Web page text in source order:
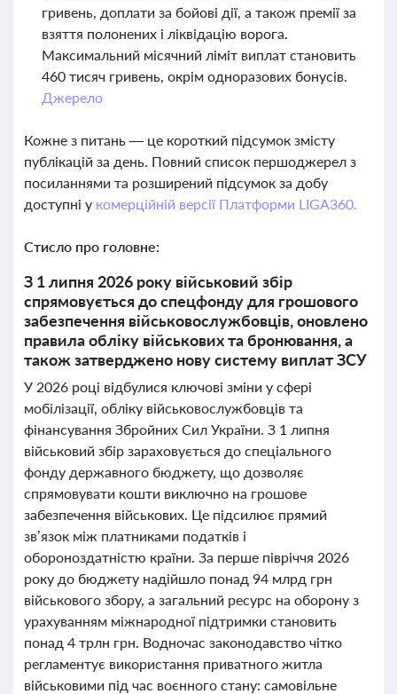
гривень, доплати за бойові дії, а також премії за
взяття полонених і ліквідацію ворога.
Максимальний місячний ліміт виплат становить
460 тисяч гривень, окрім одноразових бонусів.
Джерело
Кожне з питань — це короткий підсумок змісту
публікацій за день. Повний список першоджерел з
посиланнями та розширений підсумок за добу
доступні у комерційній версії Платформи LIGA360.
Стисло про головне:
З 1 липня 2026 року військовий збір
спрямовується до спецфонду для грошового
забезпечення військовослужбовців, оновлено
правила обліку військових та бронювання, а
також затверджено нову систему виплат ЗСУ
У 2026 році відбулися ключові зміни у сфері
мобілізації, обліку військовослужбовців та
фінансування Збройних Сил України. З 1 липня
військовий збір зараховується до спеціального
фонду державного бюджету, що дозволяє
спрямовувати кошти виключно на грошове
забезпечення військових. Це підсилює прямий
зв’язок між платниками податків і
обороноздатністю країни. За перше півріччя 2026
року до бюджету надійшло понад 94 млрд грн
військового збору, а загальний ресурс на оборону з
урахуванням міжнародної підтримки становить
понад 4 трлн грн. Водночас законодавство чітко
регламентує використання приватного житла
військовими під час воєнного стану: самовільне